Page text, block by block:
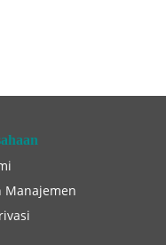
Manajemen